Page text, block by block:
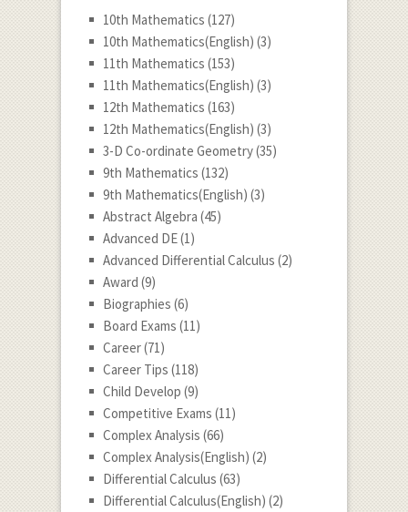
10th Mathematics (127)
10th Mathematics(English) (3)
11th Mathematics (153)
11th Mathematics(English) (3)
12th Mathematics (163)
12th Mathematics(English) (3)
3-D Co-ordinate Geometry(35)
9th Mathematics (132)
9th Mathematics(English) (3)
Abstract Algebra (45)
Advanced DE(1)
Advanced Differential Calculus (2)
Award (9)
Biographies (6)
Board Exams (11)
Career(71)
Career Tips (118)
Child Develop (9)
Competitive Exams (11)
Complex Analysis (66)
Complex Analysis(English) (2)
Differential Calculus (63)
Differential Calculus(English) (2)